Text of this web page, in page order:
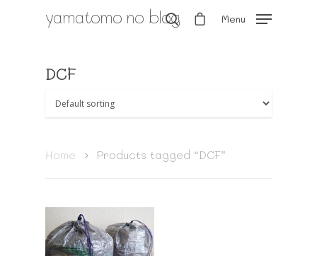
yamatomo no blog Menu
DCF
Home Products tagged “DCF”